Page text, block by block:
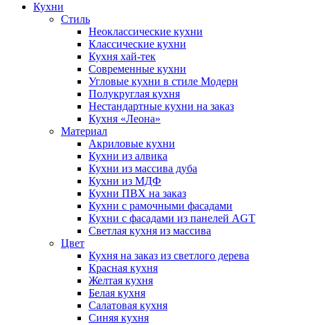
Кухни
Стиль
Неоклассические кухни
Классические кухни
Кухня хай-тек
Современные кухни
Угловые кухни в стиле Модерн
Полукруглая кухня
Нестандартные кухни на заказ
Кухня «Леона»
Материал
Акриловые кухни
Кухни из алвика
Кухни из массива дуба
Кухни из МДФ
Кухни ПВХ на заказ
Кухни с рамочными фасадами
Кухни с фасадами из панелей AGT
Светлая кухня из массива
Цвет
Кухня на заказ из светлого дерева
Красная кухня
Желтая кухня
Белая кухня
Салатовая кухня
Синяя кухня